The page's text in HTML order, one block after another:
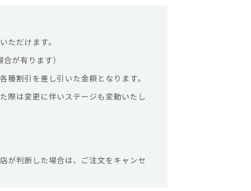
ただけます。
が有ります）
種割引を差し引いた金額となります。
際は変更に伴いステージも変動いたし
が判断した場合は、ご注文をキャンセ